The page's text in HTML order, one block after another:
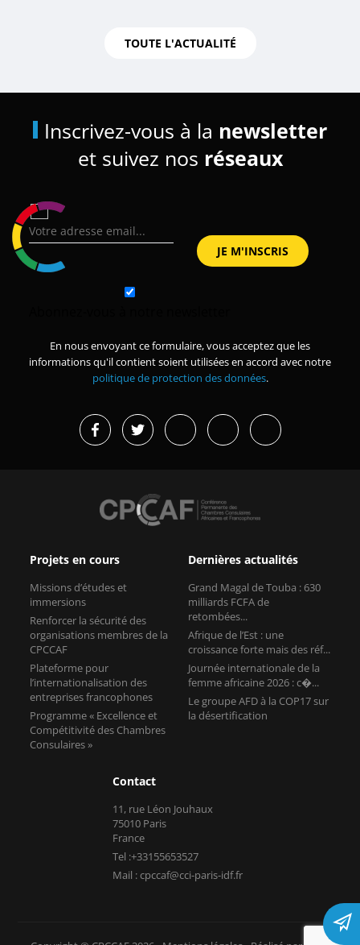
TOUTE L'ACTUALITÉ
Inscrivez-vous à la newsletter
et suivez nos réseaux
En nous envoyant ce formulaire, vous acceptez que les
informations qu'il contient soient utilisées en accord avec notre
politique de protection des données.
Projets en cours
Missions d’études et
immersions
Renforcer la sécurité des
organisations membres de la
CPCCAF
Plateforme pour
l’internationalisation des
entreprises francophones
Programme « Excellence et
Compétitivité des Chambres
Consulaires »
Dernières actualités
Grand Magal de Touba : 630
milliards FCFA de
retombées...
Afrique de l’Est : une
croissance forte mais des réf...
Journée internationale de la
femme africaine 2026 : c�...
Le groupe AFD à la COP17 sur
la désertification
Contact
11, rue Léon Jouhaux
75010 Paris
France
Tel :+33155653527
Mail : cpccaf@cci-paris-idf.fr